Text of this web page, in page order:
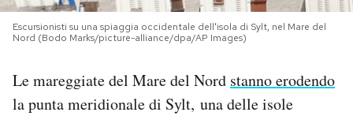
I MIEI PREFERITI
Escursionisti su una spiaggia occidentale dell'isola di Sylt, nel Mare del
Nord (Bodo Marks/picture-alliance/dpa/AP Images)
Le mareggiate del Mare del Nord stanno erodendo
la punta meridionale di Sylt, una delle isole